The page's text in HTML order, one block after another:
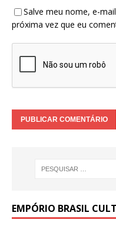
Salve meu nome, e-
próxima vez que eu
EMPÓRIO BRASIL